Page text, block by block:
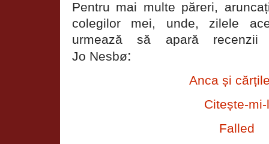
Pentru mai multe păreri,
colegilor mei, unde, zilele
urmează să apară
Jo Nesbø:
Anca și
Citește-
Falled